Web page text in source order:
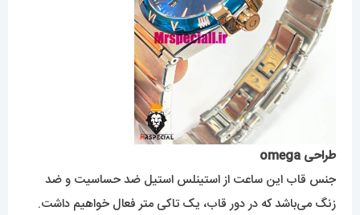
طراحی omega
جنس قاب این ساعت از استینلس استیل ضد حساسیت و ضد
زنگ می‌باشد که در دور قاب، یک تاکی متر فعال خواهیم داشت.